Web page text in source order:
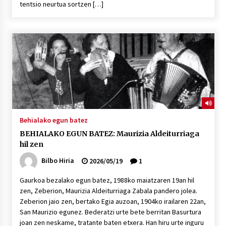
2026/07/09
Larunbatean Plentziako Itsas Martxa ospatuko
da
2026/07/07
LIBURUEN ERREPUBLIKA TXIKIA: Hiragana akats
2026/07/07
Auritz Iñurrietaren margoak ikusgai
2026/07/03
SOINUGELA: Paul McCartney eta Ringo Starr-en
tentsio neurtua sortzen […]
Behialako egun batez
BEHIALAKO EGUN BATEZ: Maurizia Aldeiturriaga
hil zen
Bilbo Hiria
2026/05/19 1
Gaurkoa bezalako egun batez, 1988ko maiatzaren 19an hil
zen, Zeberion, Maurizia Aldeiturriaga Zabala pandero jolea.
Zeberion jaio zen, bertako Egia auzoan, 1904ko irailaren 22an,
San Maurizio egunez. Bederatzi urte bete berritan Basurtura
joan zen neskame, tratante baten etxera. Han hiru urte inguru